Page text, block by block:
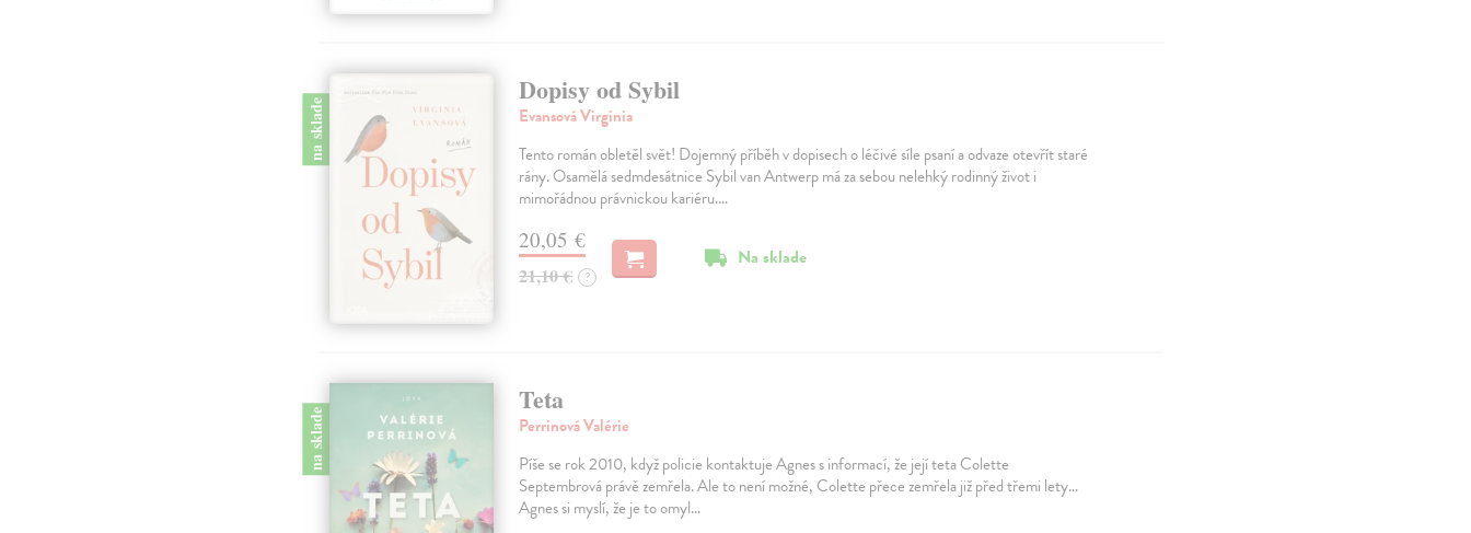
na sklade
Dopisy od Sybil
Evansová Virginia
Tento román obletěl svět! Dojemný příběh v dopisech o léčivé síle psaní a odvaze otevřít staré
rány. Osamělá sedmdesátnice Sybil van Antwerp má za sebou nelehký rodinný život i
mimořádnou právnickou kariéru.…
20,05 €
21,10 € ?
Na sklade
na sklade
Teta
Perrinová Valérie
Píše se rok 2010, když policie kontaktuje Agnes s informací, že její teta Colette
Septembrová právě zemřela. Ale to není možné, Colette přece zemřela již před třemi lety…
Agnes si myslí, že je to omyl…